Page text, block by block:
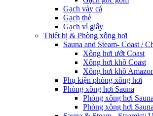
Gạch vảy cá
Gạch thẻ
Gạch vỉ giấy
Thiết bị & Phòng xông hơi
Sauna and Steam- Coast /
Xông hơi ướt Coast
Xông hơi khô Coast
Xông hơi khô
Phụ kiện phòng xông hơi
Phòng xông hơi Sauna
Phòng xông hơi
Phòng xông hơi